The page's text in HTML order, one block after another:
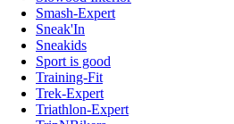
Smash-Expert
Sneak'In
Sneakids
Sport is good
Training-Fit
Trek-Expert
Triathlon-Expert